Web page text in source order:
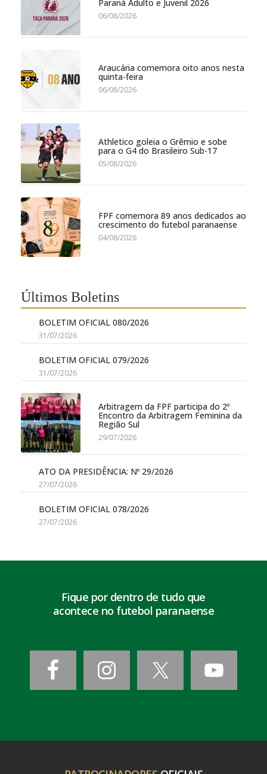
Paraná Adulto e Juvenil 2026
06/08/2026
Araucária comemora oito anos nesta
quinta-feira
06/08/2026
Athletico goleia o Grêmio e sobe
para o G4 do Brasileiro Sub-17
05/08/2026
FPF comemora 89 anos dedicados ao
crescimento do futebol paranaense
04/08/2026
Últimos Boletins
BOLETIM OFICIAL 080/2026
31/07/2026
BOLETIM OFICIAL 079/2026
31/07/2026
Arbitragem da FPF participa do 2º
Encontro da Arbitragem Feminina da
Região Sul
29/07/2026
ATO DA PRESIDÊNCIA: Nº 29/2026
27/07/2026
BOLETIM OFICIAL 078/2026
27/07/2026
Fique por dentro de tudo que
acontece no futebol paranaense